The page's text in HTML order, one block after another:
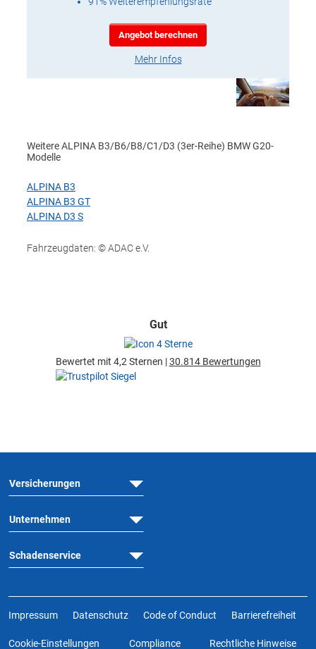
Angebot berechnen
Mehr Infos
Weitere ALPINA B3/B6/B8/C1/D3 (3er-Reihe) BMW G20-
Modelle
ALPINA B3
ALPINA B3 GT
ALPINA D3 S
Fahrzeugdaten: © ADAC e.V.
Gut
Bewertet mit 4,2 Sternen |30.814 Bewertungen
Versicherungen
Unternehmen
Schadenservice
Impressum Datenschutz Code of Conduct Barrierefreiheit
Cookie-Einstellungen Compliance Rechtliche Hinweise